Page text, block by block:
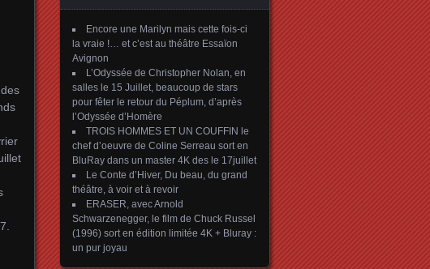
Encore une Marilyn mais cette fois-ci
la vraie !… et c’est au théâtre Essaïon
Avignon
L’Odyssée de Christopher Nolan, en
salles le 15 Juillet, beaucoup de stars
pour fêter le retour du Péplum, d’après
l’Odyssée d’Homère
TROIS HOMMES ET UN COUFFIN le
chef d’oeuvre de Coline Serreau sort en
BluRay dans un master 4K des le 17juillet
Le Conte d’Hiver, Du beau, du grand
théâtre, à voir et à revoir
ERASER, avec Arnold
Schwarzenegger, le film de Chuck Russel
(1996) sort en édition limitée 4K + Bluray :
un pur joyau